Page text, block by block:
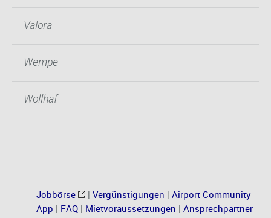
Valora
Wempe
Wöllhaf
Jobbörse | Vergünstigungen | Airport Community
App | FAQ | Mietvoraussetzungen | Ansprechpartner